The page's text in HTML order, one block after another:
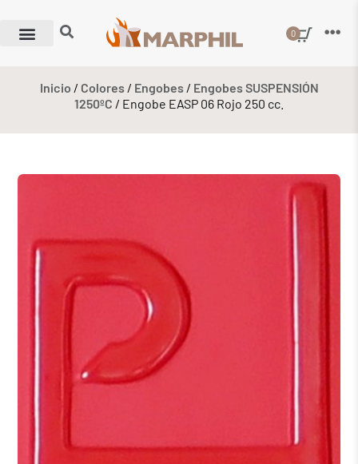
0
Inicio / Colores/ Engobes/ Engobes SUSPENSIÓN
1250ºC / Engobe EASP 06 Rojo 250 cc.